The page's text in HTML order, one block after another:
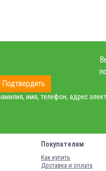
Подтвердить
имя, телефон, адрес
Покупателям
Как купить
Доставка и оплата